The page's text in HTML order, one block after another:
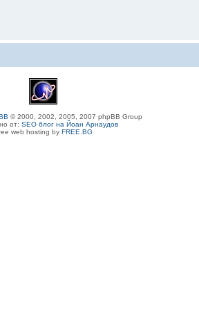
© 2000, 2002, 2005, 2007 phpBB Group
от: SEO блог на Йоан Арнаудов
web hosting by FREE.BG